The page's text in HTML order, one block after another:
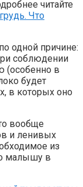
читайте
Что
одной причине:
соблюдении
(особенно в
будет
в которых оно
вообще
и ленивых
из
малышу в